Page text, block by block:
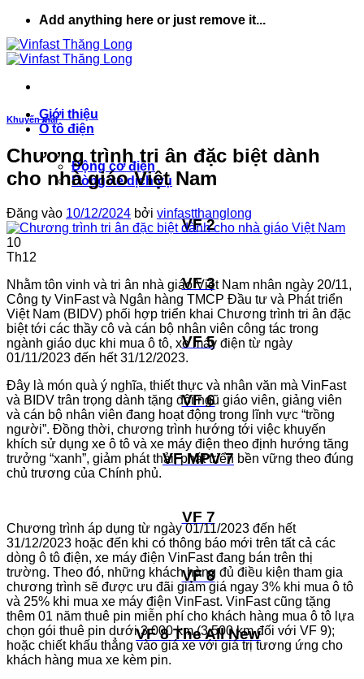
nội
dung
Add anything here or just remove it...
Giới thiệu
Ô tô điện
Động cơ điện
Dòng xe dịch vụ
VF 2
VF 3
VF 5
VF 6
VF MPV 7
VF 7
VF 8
VF 8 The All New
Khuyến mãi
Chương trình tri ân đặc biệt dành
cho nhà giáo Việt Nam
Đăng vào 10/12/2024 bởi vinfastthanglong
10
Th12
Nhằm tôn vinh và tri ân nhà giáo Việt Nam nhân ngày 20/11,
Công ty VinFast và Ngân hàng TMCP Đầu tư và Phát triển
Việt Nam (BIDV) phối hợp triển khai Chương trình tri ân đặc
biệt tới các thầy cô và cán bộ nhân viên công tác trong
ngành giáo dục khi mua ô tô, xe máy điện từ ngày
01/11/2023 đến hết 31/12/2023.
Đây là món quà ý nghĩa, thiết thực và nhân văn mà VinFast
và BIDV trân trọng dành tặng đội ngũ giáo viên, giảng viên
và cán bộ nhân viên đang hoạt động trong lĩnh vực “trồng
người”. Đồng thời, chương trình hướng tới việc khuyến
khích sử dụng xe ô tô và xe máy điện theo định hướng tăng
trưởng “xanh”, giảm phát thải, phát triển bền vững theo đúng
chủ trương của Chính phủ.
Chương trình áp dụng từ ngày 01/11/2023 đến hết
31/12/2023 hoặc đến khi có thông báo mới trên tất cả các
dòng ô tô điện, xe máy điện VinFast đang bán trên thị
trường. Theo đó, những khách hàng đủ điều kiện tham gia
chương trình sẽ được ưu đãi giảm giá ngay 3% khi mua ô tô
và 25% khi mua xe máy điện VinFast. VinFast cũng tặng
thêm 01 năm thuê pin miễn phí cho khách hàng mua ô tô lựa
chọn gói thuê pin dưới 3.000 km (3.500 km đối với VF 9);
hoặc chiết khấu thẳng vào giá xe với giá trị tương ứng cho
khách hàng mua xe kèm pin.